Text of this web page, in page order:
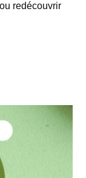
redécouvrir